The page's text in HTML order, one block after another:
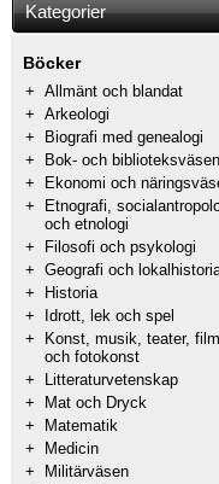
Kategorier
Böcker
+ Allmänt och blandat
+ Arkeologi
+
Biografi med genealogi
+
Bok- och biblioteksväsen
+
Ekonomi och
+
Etnografi,
och etnologi
+
Filosofi och psykologi
+ Geografi och
+
Historia
+
Idrott, lek och spel
+
Konst, musik, teater, film
och fotokonst
+
Litteraturvetenskap
+
Mat och Dryck
+
Matematik
+
Medicin
+
Militärväsen